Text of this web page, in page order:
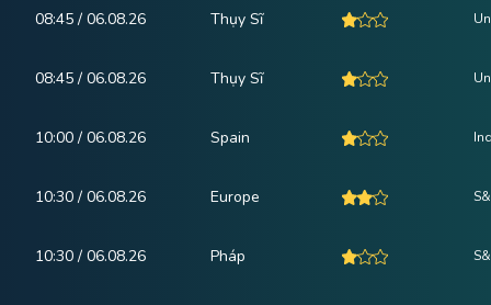
08:45 / 06.08.26 Thụy Sĩ
08:45 / 06.08.26 Thụy Sĩ
10:00 / 06.08.26 Spain
10:30 / 06.08.26 Europe
10:30 / 06.08.26 Pháp